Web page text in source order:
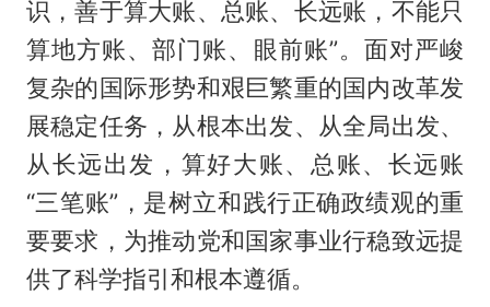
识，善于算大账、总账、长远账，不能只
算地方账、部门账、眼前账”。面对严峻
复杂的国际形势和艰巨繁重的国内改革发
展稳定任务，从根本出发、从全局出发、
从长远出发，算好大账、总账、长远账
“三笔账”，是树立和践行正确政绩观的重
要要求，为推动党和国家事业行稳致远提
供了科学指引和根本遵循。